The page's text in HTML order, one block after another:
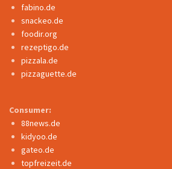
fabino.de
snackeo.de
foodir.org
rezeptigo.de
pizzala.de
pizzaguette.de
Consumer:
88news.de
kidyoo.de
gateo.de
topfreizeit.de